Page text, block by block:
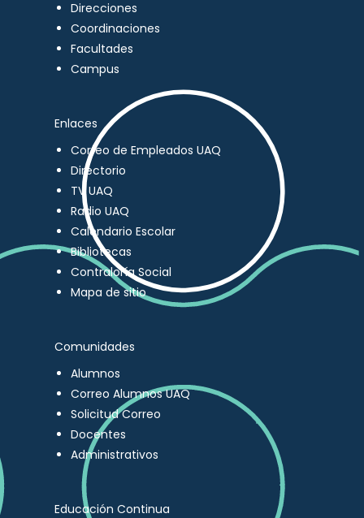
Direcciones
Coordinaciones
Facultades
Campus
Enlaces
Correo de Empleados UAQ
Directorio
TV UAQ
Radio UAQ
Calendario Escolar
Bibliotecas
Contraloría Social
Mapa de sitio
Comunidades
Alumnos
Correo Alumnos UAQ
Solicitud Correo
Docentes
Administrativos
Educación Continua